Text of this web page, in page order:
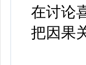
在讨论
把因果